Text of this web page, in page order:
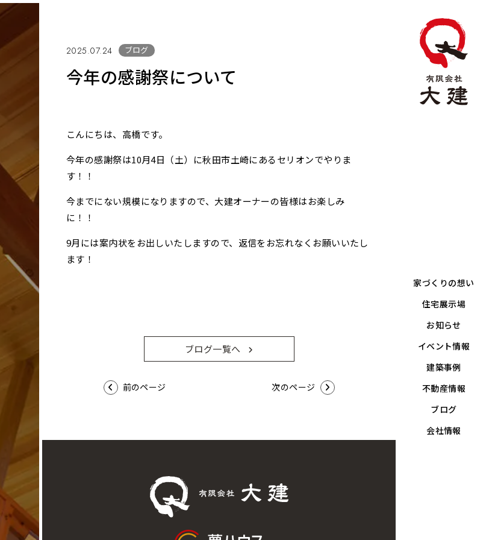
家づくりの想い
住宅展示場
お知らせ
イベント情報
建築事例
不動産情報
ブログ
会社情報
2025.07.24 ブログ
今年の感謝祭について
こんにちは、高橋です。
今年の感謝祭は10月4日（土）に秋田市土崎にあるセリオンでやりま
す！！
今までにない規模になりますので、大建オーナーの皆様はお楽しみ
に！！
9月には案内状をお出しいたしますので、返信をお忘れなくお願いいたし
ます！
ブログ一覧へ
前のページ 次のページ